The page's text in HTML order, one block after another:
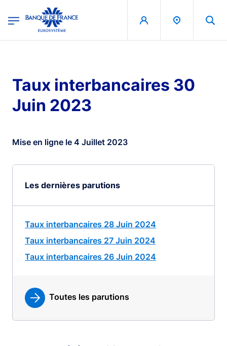
Banque de France - Menu Principal
Taux interbancaires 30
Juin 2023
Mise en ligne le 4 Juillet 2023
Les dernières parutions
Taux interbancaires 28 Juin 2024
Taux interbancaires 27 Juin 2024
Taux interbancaires 26 Juin 2024
Toutes les parutions